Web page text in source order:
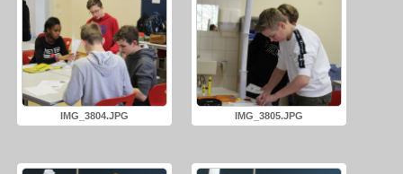
IMG_3804.JPG IMG_3805.JPG